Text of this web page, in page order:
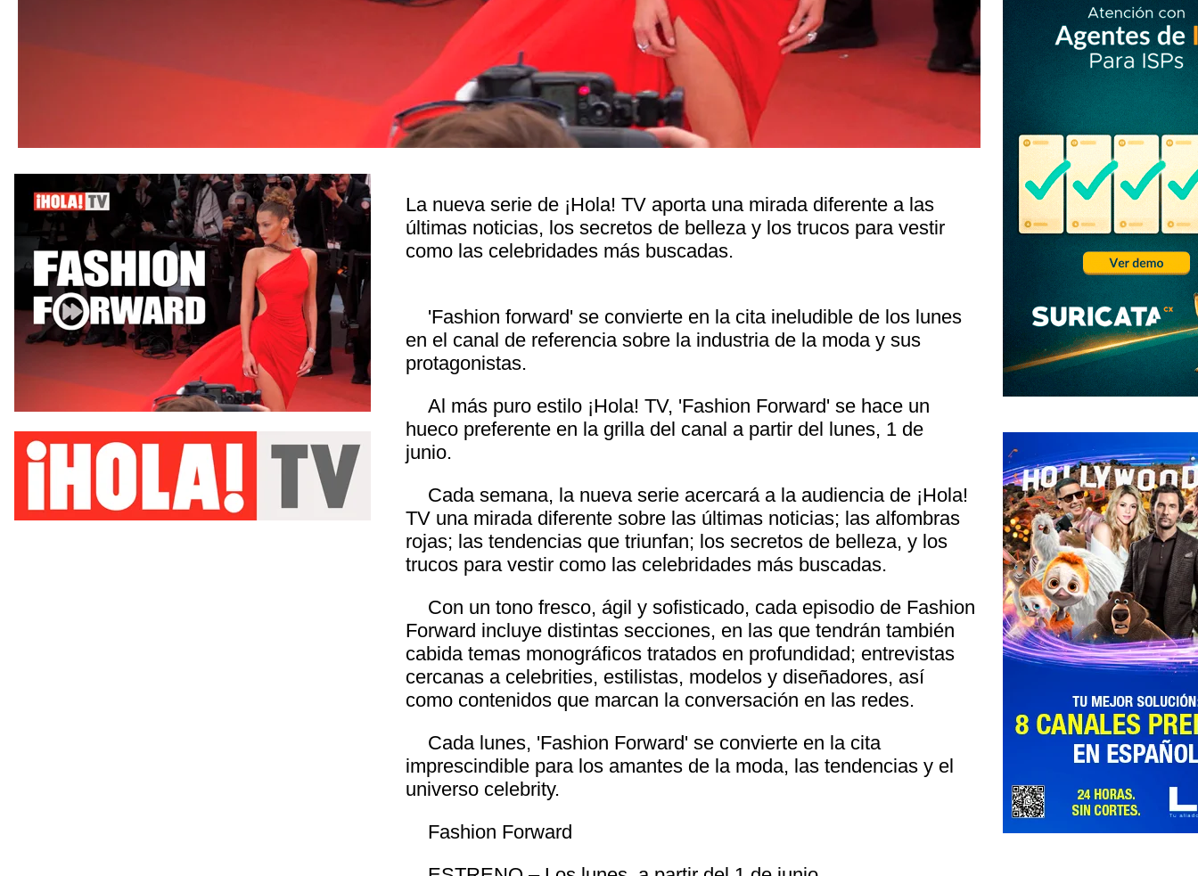
La nueva serie de ¡Hola! TV aporta una mirada diferente a las
últimas noticias, los secretos de belleza y los trucos para vestir
como las celebridades más buscadas.
'Fashion forward' se convierte en la cita ineludible de los lunes
en el canal de referencia sobre la industria de la moda y sus
protagonistas.
Al más puro estilo ¡Hola! TV, 'Fashion Forward' se hace un
hueco preferente en la grilla del canal a partir del lunes, 1 de
junio.
Cada semana, la nueva serie acercará a la audiencia de ¡Hola!
TV una mirada diferente sobre las últimas noticias; las alfombras
rojas; las tendencias que triunfan; los secretos de belleza, y los
trucos para vestir como las celebridades más buscadas.
Con un tono fresco, ágil y sofisticado, cada episodio de Fashion
Forward incluye distintas secciones, en las que tendrán también
cabida temas monográficos tratados en profundidad; entrevistas
cercanas a celebrities, estilistas, modelos y diseñadores, así
como contenidos que marcan la conversación en las redes.
Cada lunes, 'Fashion Forward' se convierte en la cita
imprescindible para los amantes de la moda, las tendencias y el
universo celebrity.
Fashion Forward